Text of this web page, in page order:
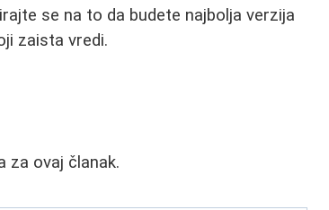
se na to da budete najbolja verzija
zaista vredi.
za ovaj članak.